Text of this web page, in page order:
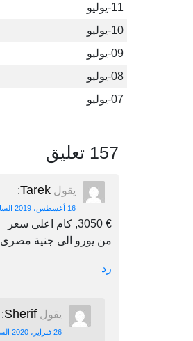
11-يوليو
10-يوليو
09-يوليو
08-يوليو
07-يوليو
157 تعليق
يقول Tarek
:
16 أغسطس، 2019 الساعة 2:53 ص
€ 3050, كام اعلى سعر
من يورو الى جنية مصرى
رد
يقول Sherif
:
26 فبراير، 2020 الساعة 3:30 م